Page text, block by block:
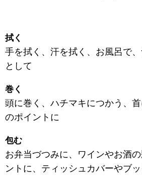
拭く
手を拭く、汗を拭く、お風呂で
として
巻く
頭に巻く、ハチマキにつかう、
のポイントに
包む
お弁当づつみに、ワインやお酒
ントに、ティッシュカバーやブ